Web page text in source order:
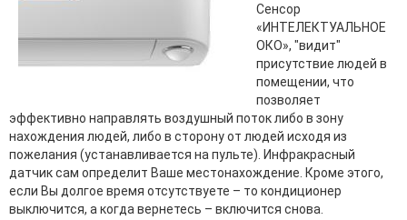
Сенсор
«ИНТЕЛЕКТУАЛЬНОЕ
ОКО», "видит"
присутствие людей в
помещении, что
позволяет
эффективно направлять воздушный поток либо в зону
нахождения людей, либо в сторону от людей исходя из
пожелания (устанавливается на пульте). Инфракрасный
датчик сам определит Ваше местонахождение. Кроме этого,
если Вы долгое время отсутствуете – то кондиционер
выключится, а когда вернетесь – включится снова.